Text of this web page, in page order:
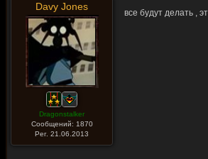
Davy Jones
Dragonstalker
Сообщений: 1870
Рег. 21.06.2013
все будут делать ,